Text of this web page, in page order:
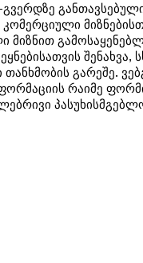
მიზნით
შენახვა,
გარეშე.
რაიმე